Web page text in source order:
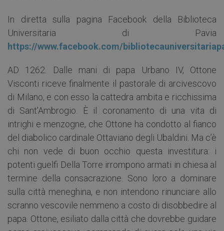
In diretta sulla pagina Facebook della Biblioteca
Universitaria di Pavia
https://www.facebook.com/
AD 1262. Dalle mani di papa Urbano IV, Ottone
Visconti riceve finalmente il pastorale di arcivescovo
di Milano, e con esso la cattedra ambita e ricchissima
di Sant’Ambrogio. È il coronamento di una vita di
intrighi e menzogne, che Ottone ha condotto al fianco
del diabolico cardinale Ottaviano degli Ubaldini. Ma c’è
chi non vede di buon occhio questa investitura: i
potenti guelfi Della Torre irrompono armati in chiesa al
termine della consacrazione. Sono loro a dominare
sulla città meneghina, e non intendono rinunciare allo
scranno vescovile nemmeno a costo di disobbedire al
papa. Ottone, esiliato dalla città che dovrebbe guidare